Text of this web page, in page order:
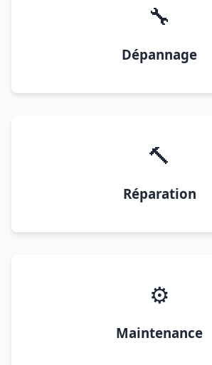
🔧
Dépannage
🔨
Réparation
⚙️
Maintenance